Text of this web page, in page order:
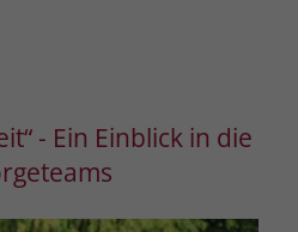
- Ein Einblick in die